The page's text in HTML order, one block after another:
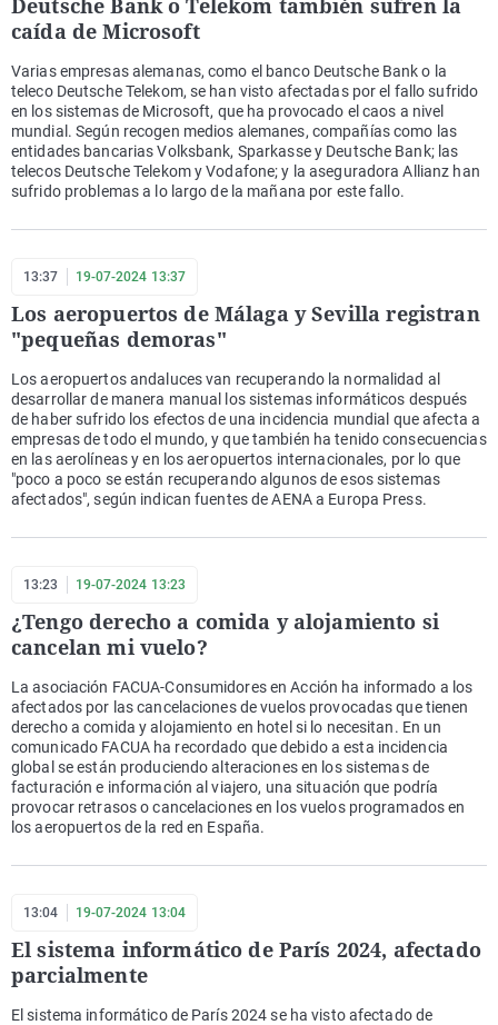
Deutsche Bank o Telekom también sufren la
caída de Microsoft
Varias empresas alemanas, como el banco Deutsche Bank o la
teleco Deutsche Telekom, se han visto afectadas por el fallo sufrido
en los sistemas de Microsoft, que ha provocado el caos a nivel
mundial. Según recogen medios alemanes, compañías como las
entidades bancarias Volksbank, Sparkasse y Deutsche Bank; las
telecos Deutsche Telekom y Vodafone; y la aseguradora Allianz han
sufrido problemas a lo largo de la mañana por este fallo.
13:37 19-07-2024 13:37
Los aeropuertos de Málaga y Sevilla registran
"pequeñas demoras"
Los aeropuertos andaluces van recuperando la normalidad al
desarrollar de manera manual los sistemas informáticos después
de haber sufrido los efectos de una incidencia mundial que afecta a
empresas de todo el mundo, y que también ha tenido consecuencias
en las aerolíneas y en los aeropuertos internacionales, por lo que
"poco a poco se están recuperando algunos de esos sistemas
afectados", según indican fuentes de AENA a Europa Press.
13:23 19-07-2024 13:23
¿Tengo derecho a comida y alojamiento si
cancelan mi vuelo?
La asociación FACUA-Consumidores en Acción ha informado a los
afectados por las cancelaciones de vuelos provocadas que tienen
derecho a comida y alojamiento en hotel si lo necesitan. En un
comunicado FACUA ha recordado que debido a esta incidencia
global se están produciendo alteraciones en los sistemas de
facturación e información al viajero, una situación que podría
provocar retrasos o cancelaciones en los vuelos programados en
los aeropuertos de la red en España.
13:04 19-07-2024 13:04
El sistema informático de París 2024, afectado
parcialmente
El sistema informático de París 2024 se ha visto afectado de